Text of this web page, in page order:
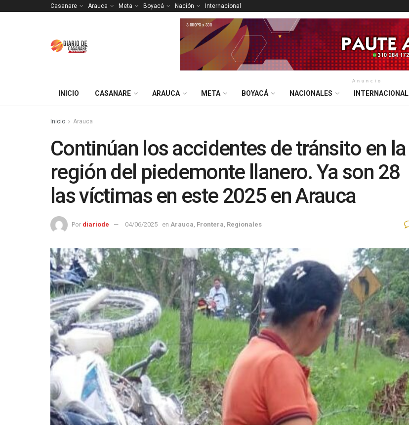
Casanare Arauca Meta Boyacá Nación Internacional
Anuncio
INICIO CASANARE ARAUCA META BOYACÁ NACIONALES INTERNACIONAL
Inicio Arauca
Continúan los accidentes de tránsito en la
región del piedemonte llanero. Ya son 28
las víctimas en este 2025 en Arauca
Por diariode 04/06/2025 en Arauca Frontera Regionales